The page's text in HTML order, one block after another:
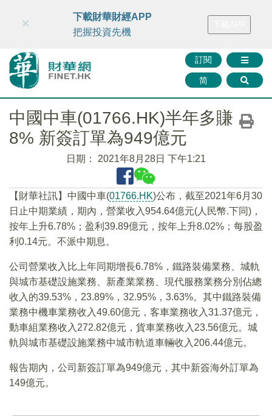
財華智庫網 FINTV FINMETA 財華證券 媒體矩陣
訂閱
简
×
下載財華財經APP
把握投資先機
中國中車(01766.HK)半年多賺
8% 新簽訂單為949億元
日期： 2021年8月28日 下午1:21
【財華社訊】中國中車(01766.HK)公布，截至2021年6月30
日止中期業績，期內，營業收入954.64億元(人民幣.下同)，
按年上升6.78%；盈利39.89億元，按年上升8.02%；每股盈
利0.14元。不派中期息。
公司營業收入比上年同期增長6.78%，鐵路裝備業務、城軌
與城市基礎設施業務、新產業業務、現代服務業務分別佔總
收入的39.53%，23.89%，32.95%，3.63%。其中鐵路裝備
業務中機車業務收入49.60億元，客車業務收入31.37億元，
動車組業務收入272.82億元，貨車業務收入23.56億元。城
軌與城市基礎設施業務中城市軌道車輛收入206.44億元。
報告期內，公司新簽訂單為949億元，其中新簽海外訂單為
149億元。